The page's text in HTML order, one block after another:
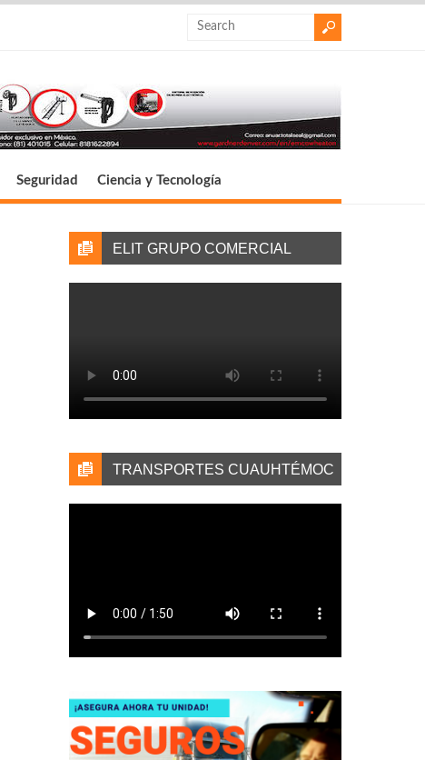
Seguridad Ciencia y Tecnología
ELIT GRUPO COMERCIAL
TRANSPORTES CUAUHTÉMOC